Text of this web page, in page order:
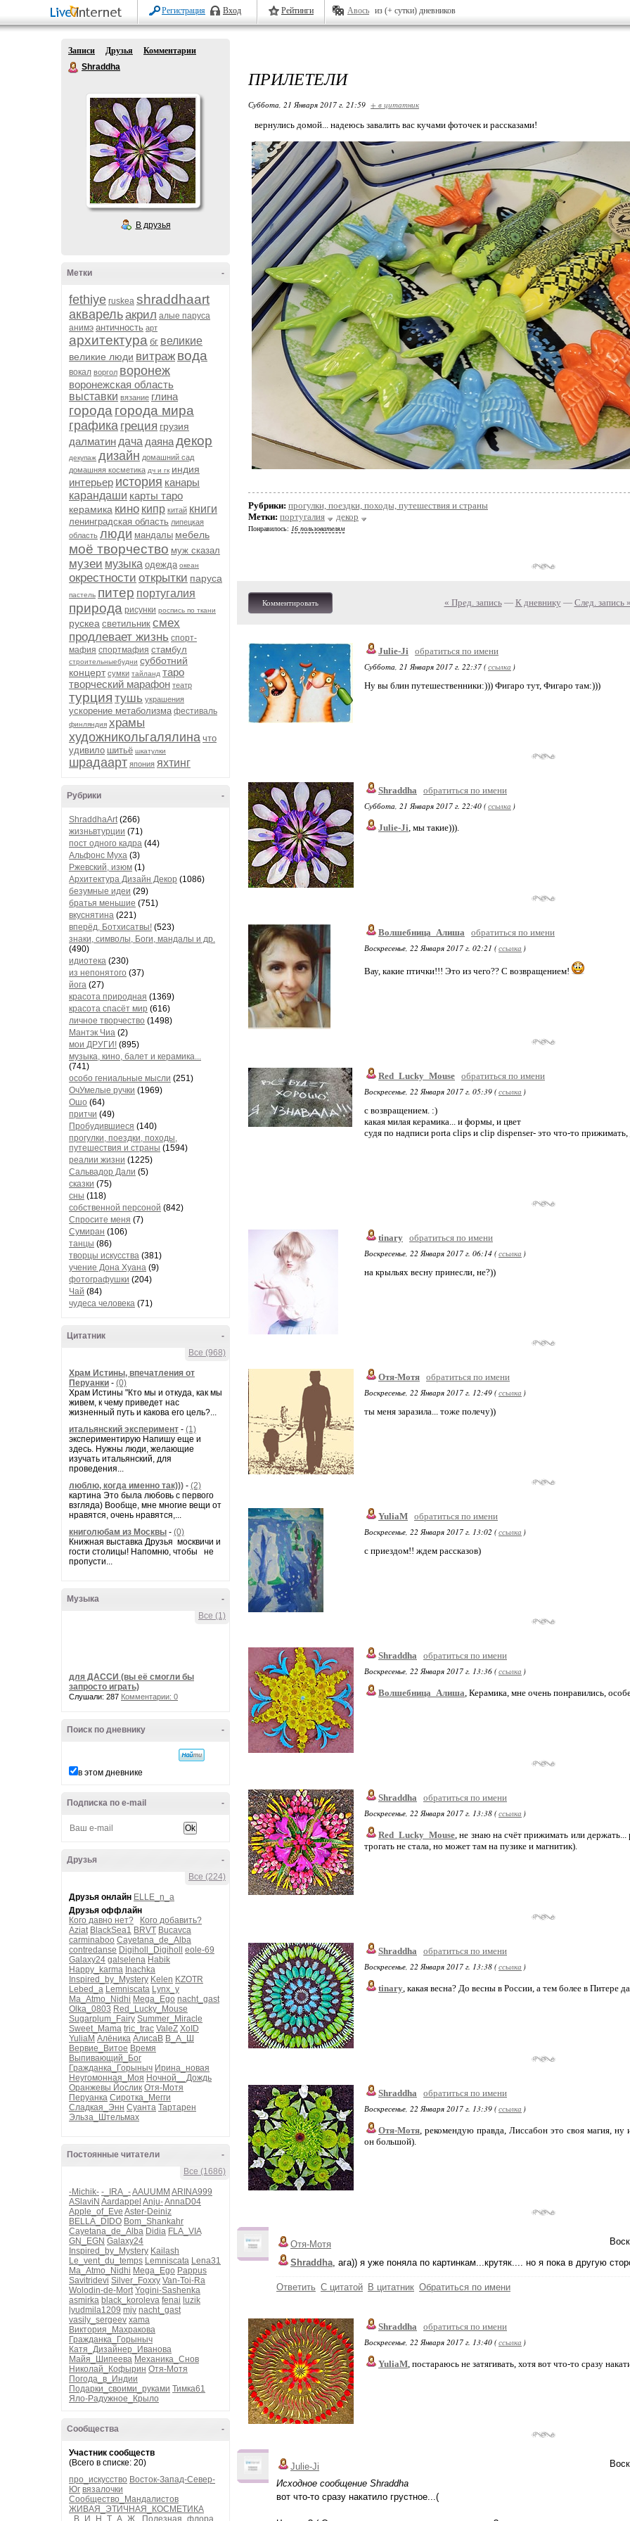
Регистрация Вход Рейтинги Авось из (+ сутки) дневников
Записи Друзья
Комментарии
Shraddha
В друзья
-
Метки
fethiye ruskea shraddhaart
акварельакрил алые паруса
анимэ античность арт
архитектура бг великие
великие люди витраж вода
вокал воргол воронеж
воронежская область
выставки вязание глина
города города мира
графика греция грузия
далматин дача даянадекор
декупаж дизайн домашний сад
домашняя косметика дч и гк индия
интерьер история канары
карандаши карты таро
керамика кино кипр китай книги
ленинградская область липецкая
область люди мандалы мебель
моё творчество муж сказал
музеи музыка одежда океан
окрестности открытки паруса
пастель питер португалия
природа рисунки роспись по ткани
рускеа светильник смех
продлевает жизнь спорт-
мафия спортмафия стамбул
строительныебудни субботний
концерт сумки тайланд таро
творческий марафон театр
турция тушь украшения
ускорение метаболизма фестиваль
финляндия храмы
художникольгалялина что
удивило шитьё шкатулки
шрадаарт япония яхтинг
-
Рубрики
ShraddhaArt(266)
жизньвтурции (71)
пост одного кадра (44)
Альфонс Муха (3)
Ржевский, изюм (1)
Архитектура Дизайн Декор (1086)
безумные идеи (29)
братья меньшие (751)
вкуснятина (221)
вперёд, Ботхисатвы! (523)
знаки, символы, Боги, мандалы и др.
(490)
идиотека (230)
из непонятого (37)
йога (27)
красота природная (1369)
красота спасёт мир (616)
личное творчество (1498)
Мантэк Чиа (2)
мои ДРУГИ! (895)
музыка, кино, балет и керамика...
(741)
особо гениальные мысли (251)
ОчУмелые ручки (1969)
Ошо (64)
притчи (49)
Пробудившиеся (140)
прогулки, поездки, походы,
путешествия и страны (1594)
реалии жизни (1225)
Сальвадор Дали (5)
сказки (75)
сны (118)
собственной персоной (842)
Спросите меня (7)
Сумиран (106)
танцы (86)
творцы искусства (381)
учение Дона Хуана (9)
фотографушки (204)
Чай (84)
чудеса человека (71)
-
Цитатник
Все (968)
Храм Истины, впечатления от
Перуанки - (0)
Храм Истины "Кто мы и откуда, как мы
живем, к чему приведет нас
жизненный путь и какова его цель?...
итальянский эксперимент - (1)
экспериментирую Напишу еще и
здесь. Нужны люди, желающие
изучать итальянский, для
проведения...
люблю, когда именно так))) - (2)
картина Это была любовь с первого
взгляда) Вообще, мне многие вещи от
нравятся, очень нравятся,...
книголюбам из Москвы - (0)
Книжная выставка Друзья москвичи и
гости столицы! Напомню, чтобы не
пропусти...
-
Музыка
Все (1)
для ДАССИ (вы её смогли бы
запросто играть)
Слушали: 287 Комментарии: 0
-
Поиск по дневнику
в этом дневнике
-
Подписка по e-mail
-
Друзья
Все (224)
Друзья онлайн ELLE_n_a
Друзья оффлайн
Кого давно нет?
Кого добавить?
Aziat BlackSea1 BRVT Bucavca
carminaboo Cayetana_de_Alba
contredanse Digiholl_Digiholl
eole-69
Galaxy24 galselena Habik
Happy_karma Inachka
Inspired_by_Mystery Kelen KZOTR
Lebed_a Lemniscata Lynx_y
Ma_Atmo_Nidhi Mega_Ego nacht_gast
Olka_0803 Red_Lucky_Mouse
Sugarplum_Fairy Summer_Miracle
Sweet_Mama tric_trac ValeZ XoID
YuliaM Алёника АлисаВ В_А_Ш
Вервие_Витое Время
Выпивающий_Бог
Гражданка_Горыныч Ирина_новая
Неугомонная_Моя Ночной__Дождь
Оранжевы Йослик Отя-Мотя
Перуанка Сиротка_Мегги
Сладкая_Энн Суанта Тартарен
Эльза_Штельмах
-
Постоянные читатели
Все (1686)
-Michik- -_IRA_-AAUUMM ARINA999
ASlaviN Aardappel Anju-AnnaD04
Apple_of_Eve Aster-Deiniz
BELLA_DIDO Bom_Shankahr
Cayetana_de_Alba Didia FLA_VIA
GN_EGN Galaxy24
Inspired_by_Mystery Kailash
Le_vent_du_temps Lemniscata Lena31
Ma_Atmo_Nidhi Mega_Ego Pappus
Savitridevi Silver_Foxxy Van-Toi-Ra
Wolodin-de-Mort Yogini-Sashenka
asmirka black_koroleva fenai luzik
lyudmila1209 mjv nacht_gast
vasily_sergeev xama
Виктория_Махракова
Гражданка_Горыныч
Катя_Дизайнер_Иванова
Майя_Шипеева Механика_Снов
Николай_Кофырин Отя-Мотя
Погода_в_Индии
Подарки_своими_руками Тимка61
Яло-Радужное_Крыло
-
Сообщества
Участник сообществ
(Всего в списке: 20)
про_искусство Восток-Запад-Север-
Юг вязалочки
Сообщество_Мандалистов
ЖИВАЯ_ЭТИЧНАЯ_КОСМЕТИКА
_В_И_Н_Т_А_Ж_
Полезная_флора
ПРИЛЕТЕЛИ
Суббота, 21 Января 2017 г. 21:59 + в цитатник
вернулись домой... надеюсь завалить вас кучами фоточек и рассказами!
Рубрики: прогулки, поездки, походы, путешествия и страны
Метки: португалия декор
Понравилось: 16 пользователям
Комментировать « Пред. запись— К дневнику — След. запись »
Julie-Ji обратиться по имени
Суббота, 21 Января 2017 г. 22:37 (ссылка )
Ну вы блин путешественники:))) Фигаро тут, Фигаро там:)))
Shraddha
обратиться по имени
Суббота, 21 Января 2017 г. 22:40 (ссылка )
Julie-Ji, мы такие))).
Волшебница_Алиша
обратиться по имени
Воскресенье, 22 Января 2017 г. 02:21 (ссылка )
Вау, какие птички!!! Это из чего?? С возвращением!
Red_Lucky_Mouse обратиться по имени
Воскресенье, 22 Января 2017 г. 05:39 (ссылка )
с возвращением. :)
какая милая керамика... и формы, и цвет
судя по надписи porta clips и clip dispenser- это что-то
tinary обратиться по имени
Воскресенье, 22 Января 2017 г. 06:14 (ссылка )
на крыльях весну принесли, не?))
Отя-Мотя обратиться по имени
Воскресенье, 22 Января 2017 г. 12:49 (ссылка )
ты меня заразила... тоже полечу))
YuliaM обратиться по имени
Воскресенье, 22 Января 2017 г. 13:02 (ссылка )
с приездом!! ждем рассказов)
Shraddha
обратиться по имени
Воскресенье, 22 Января 2017 г. 13:36 (ссылка )
Волшебница_Алиша, Керамика, мне очень понравились,
Shraddha
обратиться по имени
Воскресенье, 22 Января 2017 г. 13:38 (ссылка )
Red_Lucky_Mouse, не знаю на счёт прижимать или
трогать не стала, но может там на пузике и магнитик).
Shraddha
обратиться по имени
Воскресенье, 22 Января 2017 г. 13:38 (ссылка )
tinary, какая весна? До весны в России, а тем более в Питере
Shraddha
обратиться по имени
Воскресенье, 22 Января 2017 г. 13:39 (ссылка )
Отя-Мотя, рекомендую правда, Лиссабон это своя магия,
он большой).
Отя-Мотя
Shraddha, ага)) я уже поняла по картинкам...крутяк.... но я пока в другую
Ответить С цитатой В цитатник Обратиться по имени
Shraddha
обратиться по имени
Воскресенье, 22 Января 2017 г. 13:40 (ссылка )
YuliaM, постараюсь не затягивать, хотя вот что-то сразу
Julie-Ji
Исходное сообщение Shraddha
вот что-то сразу накатило грустное...(